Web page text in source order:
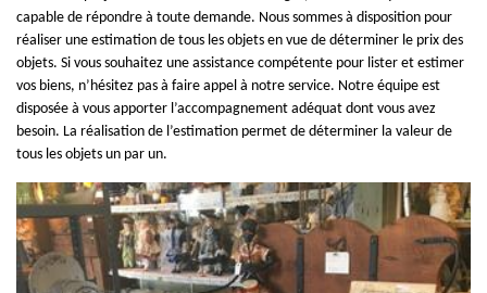
capable de répondre à toute demande. Nous sommes à disposition pour
réaliser une estimation de tous les objets en vue de déterminer le prix des
objets. Si vous souhaitez une assistance compétente pour lister et estimer
vos biens, n’hésitez pas à faire appel à notre service. Notre équipe est
disposée à vous apporter l’accompagnement adéquat dont vous avez
besoin. La réalisation de l’estimation permet de déterminer la valeur de
tous les objets un par un.